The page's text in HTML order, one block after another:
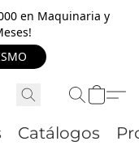
en Maquinaria y
Catálogos